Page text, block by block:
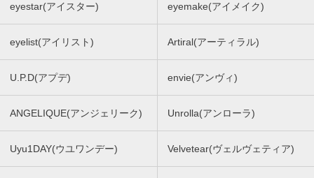
eyestar(アイスター) eyemake(アイメイク)
eyelist(アイリスト) Artiral(アーティラル)
U.P.D(アプデ) envie(アンヴィ)
ANGELIQUE(アンジェリーク) Unrolla(アンローラ)
Uyu1DAY(ウユワンデー) Velvetear(ヴェルヴェティア)